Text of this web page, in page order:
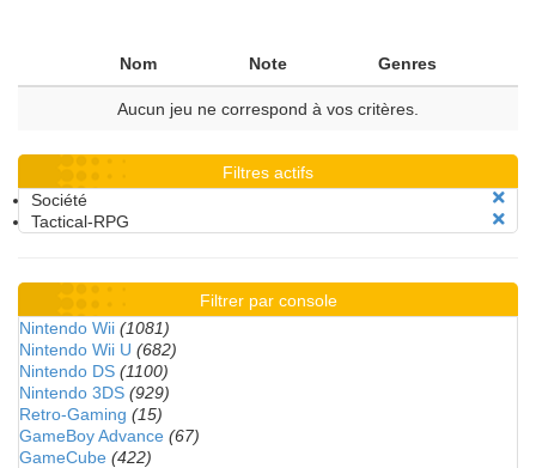
Nom Note Genres
Aucun jeu ne correspond à vos critères.
Filtres actifs
Société
Tactical-RPG
Filtrer par console
Nintendo Wii (1081)
Nintendo Wii U (682)
Nintendo DS (1100)
Nintendo 3DS (929)
Retro-Gaming (15)
GameBoy Advance (67)
GameCube (422)